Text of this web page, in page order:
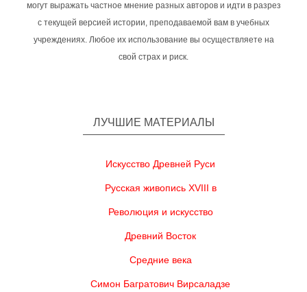
могут выражать частное мнение разных авторов и идти в разрез
с текущей версией истории, преподаваемой вам в учебных
учреждениях. Любое их использование вы осуществляете на
свой страх и риск.
ЛУЧШИЕ МАТЕРИАЛЫ
Искусство Древней Руси
Русская живопись XVIII в
Революция и искусство
Древний Восток
Средние века
Симон Багратович Вирсаладзе